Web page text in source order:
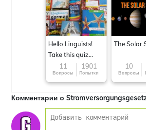
Hello Linguists!
Take this quiz
now!11
Вопросы
1901
Попытки
The Solar
10
Вопросы
Комментарии о